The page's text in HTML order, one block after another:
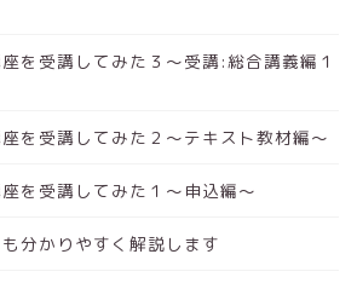
を受講してみた３～受講:総合講義編１
を受講してみた２～テキスト教材編～
を受講してみた１～申込編～
分かりやすく解説します